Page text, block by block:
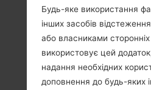
Будь-яке використання
інших засобів
або власниками сторонніх
використовує цей
надання необхідних
доповнення до будь-яких